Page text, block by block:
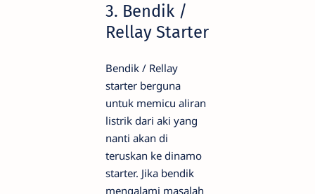
3. Bendik /
Rellay Starter
Bendik / Rellay
starter berguna
untuk memicu aliran
listrik dari aki yang
nanti akan di
teruskan ke dinamo
starter. Jika bendik
mengalami masalah